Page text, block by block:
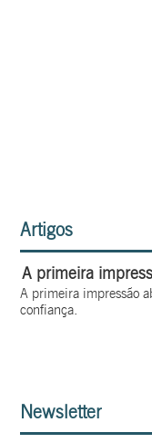
Artigos
A primeira
A primeira impressão
confiança.
Newsletter